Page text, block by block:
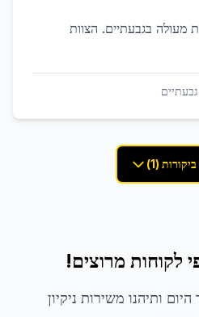
מעולה בגבעתיים. הצוות
גבעתיים
(1)
לקוחות מרוצים!
ותיהנו משירות ניקיון